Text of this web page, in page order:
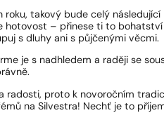
roku, takový bude celý následující
hotovost – přinese ti to bohatství
s dluhy ani s půjčenými věcmi.
je s nadhledem a raději se
radosti, proto k novoročním
na Silvestra! Nechť je to